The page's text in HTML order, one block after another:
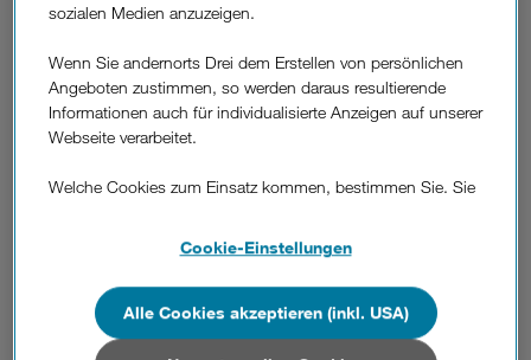
Mindestvertragsdauer (Bindefrist)?
Wie ändere ich meine Rechnungsadresse?
(Umzug)?
sozialen Medien anzuzeigen.
Wenn Sie andernorts Drei dem Erstellen von persönlichen
Angeboten zustimmen, so werden daraus resultierende
Informationen auch für individualisierte Anzeigen auf unserer
Webseite verarbeitet.
Welche Cookies zum Einsatz kommen, bestimmen Sie. Sie
Wenn Sie allen Cookies zustimmen, werden auch Cookies
von Drittanbietern verarbeitet, die Ihre Daten in Ländern
Cookie-Einstellungen
Alle Cookies akzeptieren (inkl. USA)